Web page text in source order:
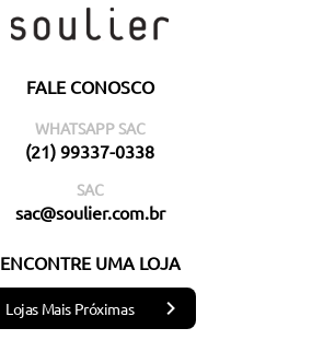
FALE CONOSCO
WHATSAPP SAC
(21) 99337-0338
SAC
sac@soulier.com.br
ENCONTRE UMA LOJA
Lojas Mais Próximas